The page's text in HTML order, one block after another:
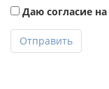
Даю согласие на
Отправить